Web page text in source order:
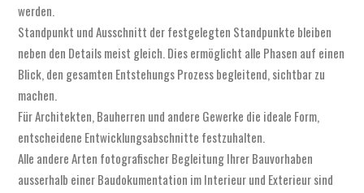
werden.
Standpunkt und Ausschnitt der festgelegten Standpunkte bleiben
neben den Details meist gleich. Dies ermöglicht alle Phasen auf einen
Blick, den gesamten Entstehungs Prozess begleitend, sichtbar zu
machen.
Für Architekten, Bauherren und andere Gewerke die ideale Form,
entscheidene Entwicklungsabschnitte festzuhalten.
Alle andere Arten fotografischer Begleitung Ihrer Bauvorhaben
ausserhalb einer Baudokumentation im Interieur und Exterieur sind